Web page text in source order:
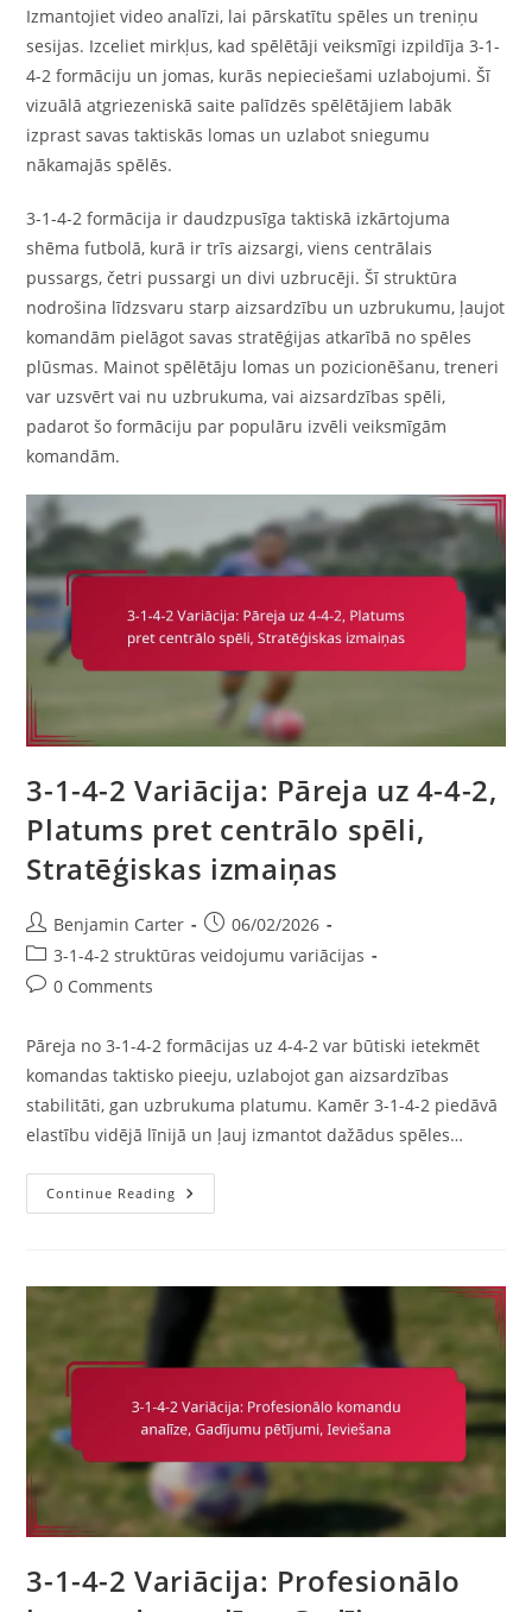
Izmantojiet video analīzi, lai pārskatītu spēles un treniņu
sesijas. Izceliet mirkļus, kad spēlētāji veiksmīgi izpildīja 3-1-
4-2 formāciju un jomas, kurās nepieciešami uzlabojumi. Šī
vizuālā atgriezeniskā saite palīdzēs spēlētājiem labāk
izprast savas taktiskās lomas un uzlabot sniegumu
nākamajās spēlēs.
3-1-4-2 formācija ir daudzpusīga taktiskā izkārtojuma
shēma futbolā, kurā ir trīs aizsargi, viens centrālais
pussargs, četri pussargi un divi uzbrucēji. Šī struktūra
nodrošina līdzsvaru starp aizsardzību un uzbrukumu, ļaujot
komandām pielāgot savas stratēģijas atkarībā no spēles
plūsmas. Mainot spēlētāju lomas un pozicionēšanu, treneri
var uzsvērt vai nu uzbrukuma, vai aizsardzības spēli,
padarot šo formāciju par populāru izvēli veiksmīgām
komandām.
3-1-4-2 Variācija: Pāreja uz 4-4-2,
Platums pret centrālo spēli,
Stratēģiskas izmaiņas
Post
author:
Benjamin Carter
Post
published:
06/02/2026
Post
category:
3-1-4-2 struktūras veidojumu variācijas
Post0 Comments
Pāreja no 3-1-4-2 formācijas uz 4-4-2 var būtiski ietekmēt
komandas taktisko pieeju, uzlabojot gan aizsardzības
stabilitāti, gan uzbrukuma platumu. Kamēr 3-1-4-2 piedāvā
elastību vidējā līnijā un ļauj izmantot dažādus spēles…
Continue Reading 3-
1-
Uz
Platums
Pret
Spēli,
Stratēģiskas
Izmaiņas
3-1-4-2 Variācija: Profesionālo